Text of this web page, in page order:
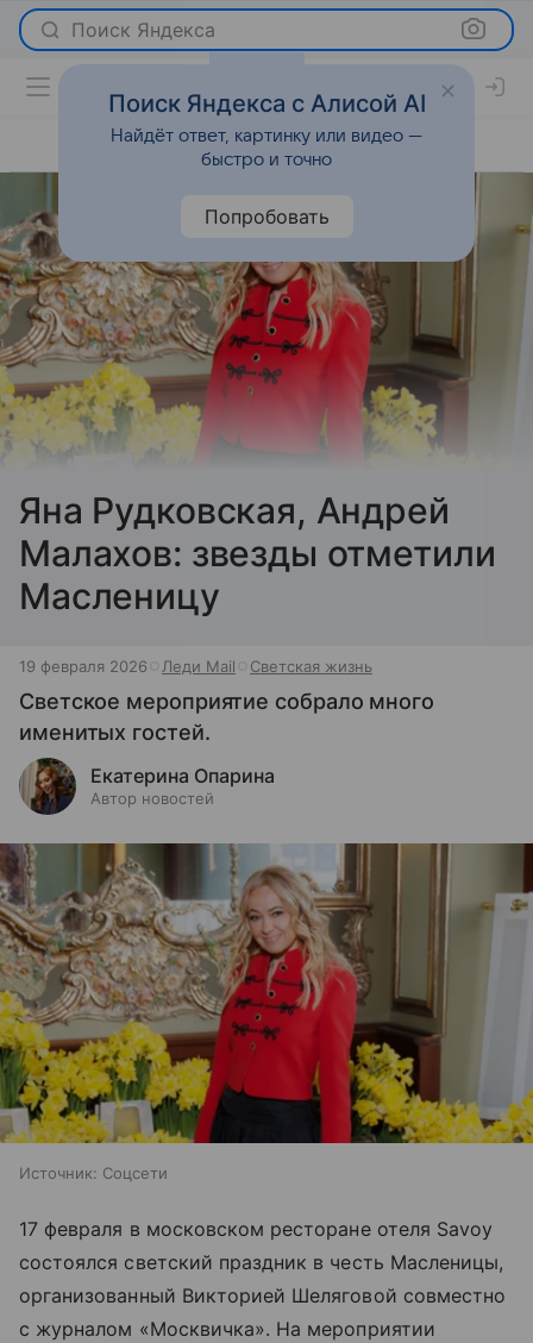
Поиск Яндекса
Яна Рудковская, Андрей
Малахов: звезды отметили
Масленицу
19 февраля 2026 Леди Mail Светская жизнь
Светское мероприятие собрало много
именитых гостей.
Екатерина Опарина
Автор новостей
Источник: Соцсети
17 февраля в московском ресторане отеля Savoy
состоялся светский праздник в честь Масленицы,
организованный Викторией Шеляговой совместно
с журналом «Москвичка». На мероприятии
Поиск Яндекса с Алисой AI
Найдёт ответ, картинку или видео —
быстро и точно
Попробовать